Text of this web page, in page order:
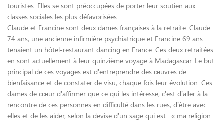
touristes. Elles se sont préoccupées de porter leur soutien aux
classes sociales les plus défavorisées.
Claude et Francine sont deux dames françaises à la retraite. Claude
74 ans, une ancienne infirmière psychiatrique et Francine 69 ans
tenaient un hôtel-restaurant dancing en France. Ces deux retraitées
en sont actuellement à leur quinzième voyage à Madagascar. Le but
principal de ces voyages est d’entreprendre des œuvres de
bienfaisance et de constater de visu, chaque fois leur évolution. Ces
dames de cœur d’affirmer que ce qui les intéresse, c’est d’aller à la
rencontre de ces personnes en difficulté dans les rues, d’être avec
elles et de les aider, selon la devise d’un sage qui est : « ma religion